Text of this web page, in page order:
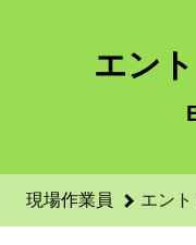
エン
現場作業員 エン